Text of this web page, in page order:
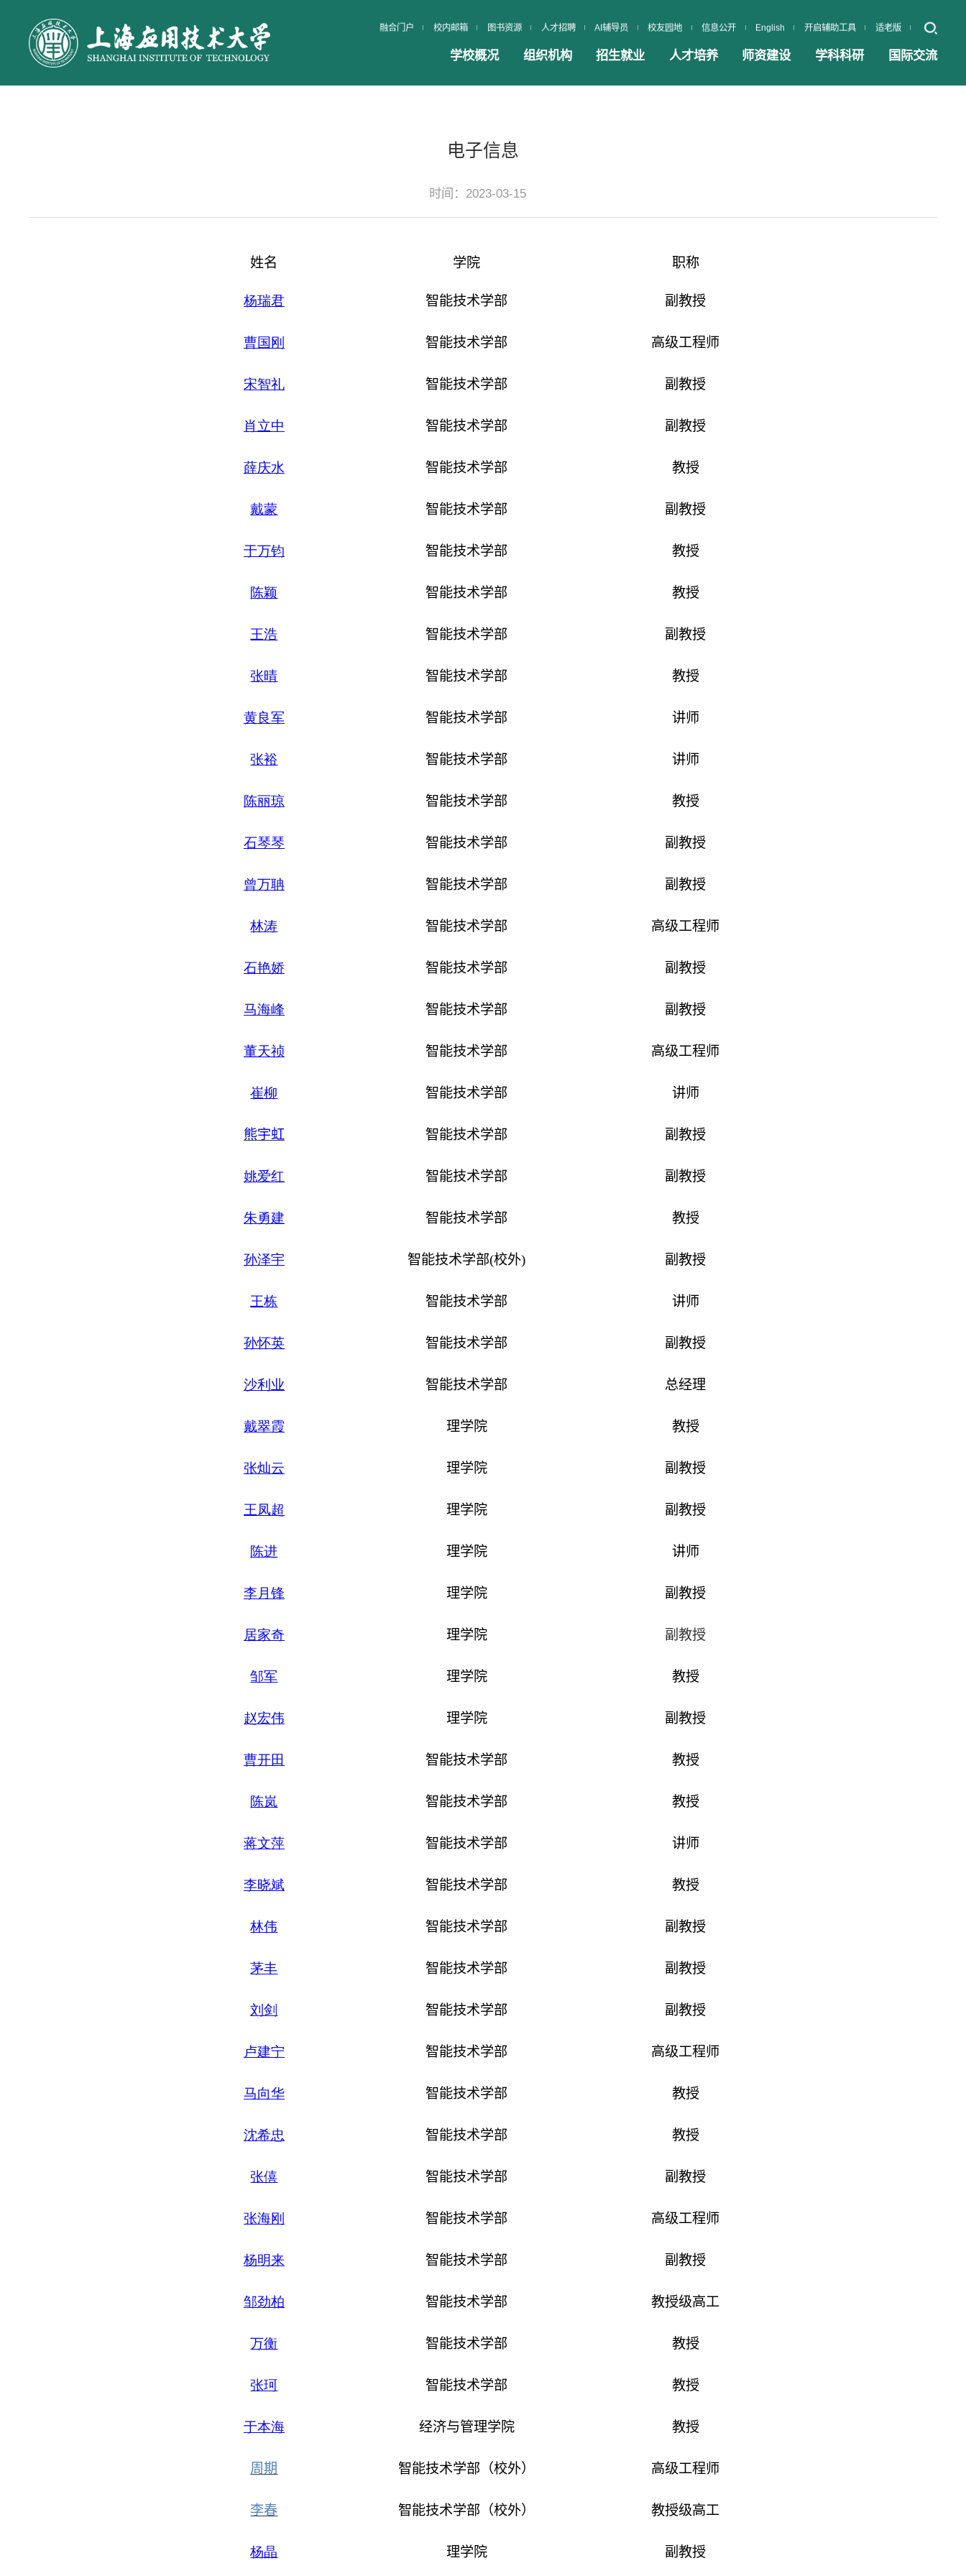
融合门户 校内邮箱 图书资源 人才招聘 AI辅导员 校友园地 信息公开 English 开启辅助工具 适老版
学校概况 组织机构 招生就业 人才培养 师资建设 学科科研 国际交流
电子信息
时间：2023-03-15
姓名 学院 职称
杨瑞君 智能技术学部 副教授
曹国刚 智能技术学部 高级工程师
宋智礼 智能技术学部 副教授
肖立中 智能技术学部 副教授
薛庆水 智能技术学部 教授
戴蒙 智能技术学部 副教授
于万钧 智能技术学部 教授
陈颖 智能技术学部 教授
王浩 智能技术学部 副教授
张晴 智能技术学部 教授
黄良军 智能技术学部 讲师
张裕 智能技术学部 讲师
陈丽琼 智能技术学部 教授
石琴琴 智能技术学部 副教授
曾万聃 智能技术学部 副教授
林涛 智能技术学部 高级工程师
石艳娇 智能技术学部 副教授
马海峰 智能技术学部 副教授
董天祯 智能技术学部 高级工程师
崔柳 智能技术学部 讲师
熊宇虹 智能技术学部 副教授
姚爱红 智能技术学部 副教授
朱勇建 智能技术学部 教授
孙泽宇 智能技术学部(校外) 副教授
王栋 智能技术学部 讲师
孙怀英 智能技术学部 副教授
沙利 业 智能技术学部 总经理
戴翠霞 理学院 教授
张灿云 理学院 副教授
王凤超 理学院 副教授
陈进 理学院 讲师
李月锋 理学院 副教授
居家奇 理学院 副教授
邹军 理学院 教授
赵宏伟 理学院 副教授
曹开田 智能技术学部 教授
陈岚 智能技术学部 教授
蒋文萍 智能技术学部 讲师
李晓斌 智能技术学部 教授
林伟 智能技术学部 副教授
茅丰 智能技术学部 副教授
刘剑 智能技术学部 副教授
卢建宁 智能技术学部 高级工程师
马向华 智能技术学部 教授
沈希忠 智能技术学部 教授
张僖 智能技术学部 副教授
张海刚 智能技术学部 高级工程师
杨明来 智能技术学部 副教授
邹劲柏 智能技术学部 教授级高工
万衡 智能技术学部 教授
张珂 智能技术学部 教授
于本海 经济与管理学院 教授
周期 智能技术学部 （校外） 高级工程师
李春 智能技术学部 （校外） 教授级高工
杨晶 理学院 副教授